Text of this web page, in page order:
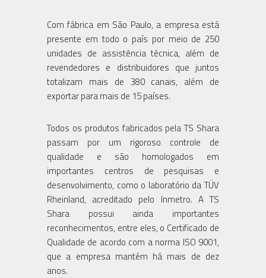
Com fábrica em São Paulo, a empresa está
presente em todo o país por meio de 250
unidades de assistência técnica, além de
revendedores e distribuidores que juntos
totalizam mais de 380 canais, além de
exportar para mais de 15 países.
Todos os produtos fabricados pela TS Shara
passam por um rigoroso controle de
qualidade e são homologados em
importantes centros de pesquisas e
desenvolvimento, como o laboratório da TÜV
Rheinland, acreditado pelo Inmetro. A TS
Shara possui ainda importantes
reconhecimentos, entre eles, o Certificado de
Qualidade de acordo com a norma ISO 9001,
que a empresa mantém há mais de dez
anos.